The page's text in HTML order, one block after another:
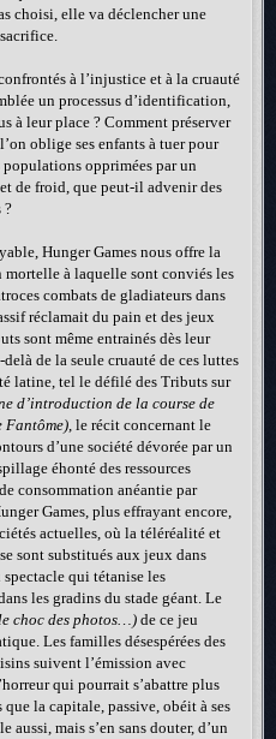
choisi, elle va déclencher une
à l’injustice et à la cruauté
un processus d’identification,
à leur place ? Comment préserver
oblige ses enfants à tuer pour
opprimées par un
de froid, que peut-il advenir des
?
Hunger Games nous offre la
à laquelle sont conviés les
combats de gladiateurs dans
réclamait du pain et des jeux
sont même entrainés dès leur
de la seule cruauté de ces luttes
latine, tel le défilé des Tributs sur
d’introduction de la course de
Fantôme), le récit concernant le
d’une société dévorée par un
éhonté des ressources
consommation anéantie par
Games, plus effrayant encore,
actuelles, où la téléréalité et
sont substitués aux jeux dans
spectacle qui tétanise les
les gradins du stade géant. Le
choc des photos…) de ce jeu
Les familles désespérées des
suivent l’émission avec
qui pourrait s’abattre plus
la capitale, passive, obéit à ses
mais s’en sans douter, d’un